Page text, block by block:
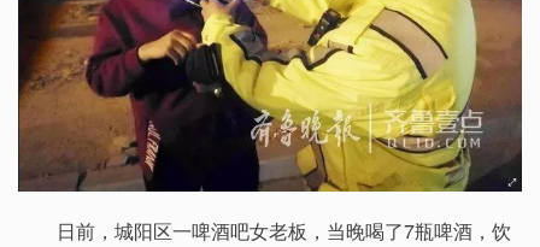
日前，城阳区一啤酒吧女老板，当晚喝了7瓶啤酒，饮